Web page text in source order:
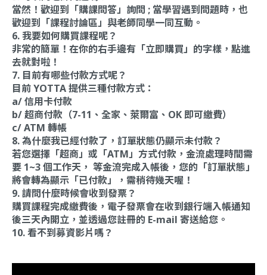
當然！歡迎到「購課問答」詢問 ; 當學習遇到問題時，也
歡迎到「課程討論區」與老師同學一同互動。
6. 我要如何購買課程呢？
非常的簡單！在你的右手邊有「立即購買」的字樣，點進
去就對啦！
7. 目前有哪些付款方式呢？
目前 YOTTA 提供三種付款方式：
a/ 信用卡付款
b/ 超商付款（7-11、全家、萊爾富、OK 即可繳費）
c/ ATM 轉帳
8. 為什麼我已經付款了，訂單狀態仍顯示未付款？
若您選擇「超商」或「ATM」方式付款，金流處理時間需
要 1~3 個工作天， 等金流完成入帳後，您的「訂單狀態」
將會轉為顯示「已付款」，需稍待幾天喔！
9. 請問什麼時候會收到發票？
購買課程完成繳費後，電子發票會在收到銀行端入帳通知
後三天內開立，並透過您註冊的 E-mail 寄送給您。
10. 看不到募資影片嗎？